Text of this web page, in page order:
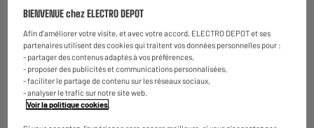
blanche, jaune et pourpre
• Fonctionnement
automatique avec réglage de
vitesse ou commandé par la
BIENVENUE chez ELECTRO DEPOT
Afin d'améliorer votre visite, et avec votre accord, ELECTRO DEPOT et ses
partenaires utilisent des cookies qui traitent vos données personnelles pour :
- partager des contenus adaptés à vos préférences,
- proposer des publicités et communications personnalisées,
- faciliter le partage de contenu sur les réseaux sociaux,
- analyser le trafic sur notre site web.
Voir la politique cookies